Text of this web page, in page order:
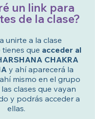
un link para
de la clase?
unirte a la clase
que acceder al
CHAKRA
y ahí aparecerá la
mismo en el grupo
clases que vayan
y podrás acceder a
ellas.